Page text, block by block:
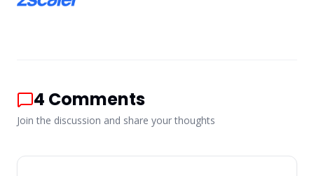
4 Comments
Join the discussion and share your thoughts